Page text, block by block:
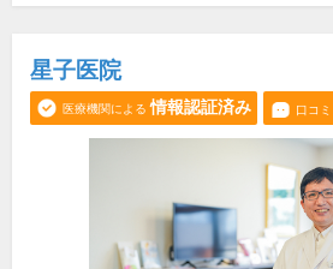
星子医院
医療機関による 情報認証済み 口コミ